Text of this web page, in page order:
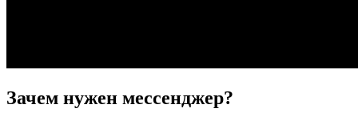
Зачем нужен мессенджер?